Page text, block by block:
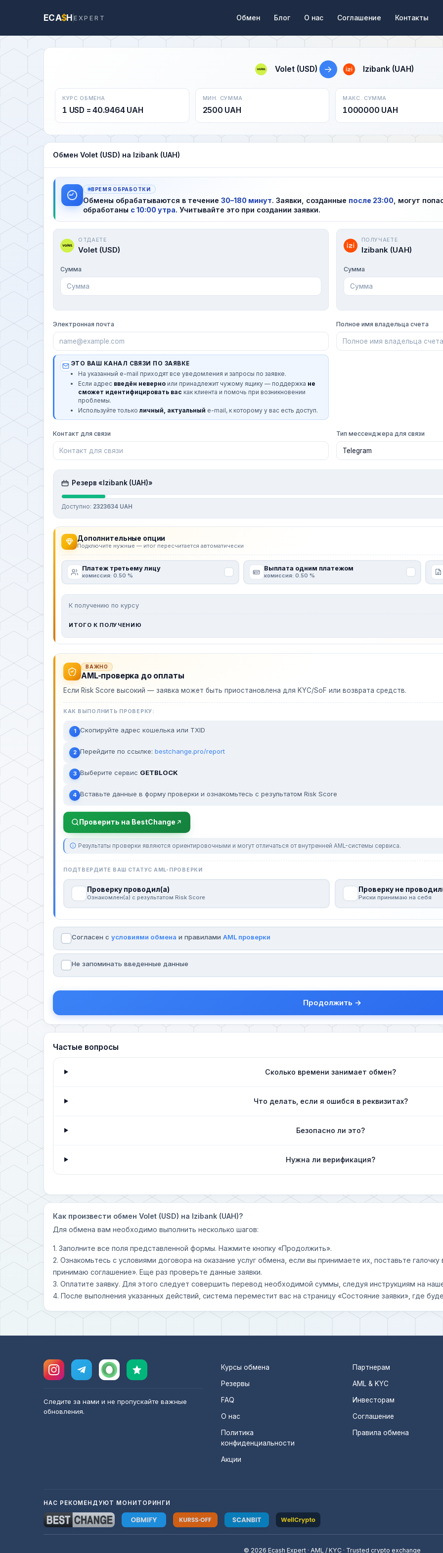
ECA$HEXPERT Обмен Блог О нас Соглашение Контакты
Volet (USD) → Izibank (UAH)
КУРС ОБМЕНА
1 USD = 40.9464 UAH
МИН. СУММА
2500 UAH
МАКС. СУММА
1000000 UAH
Обмен Volet (USD) на Izibank (UAH)
ВРЕМЯ ОБРАБОТКИ
Обмены обрабатываются в течение 30–180 минут. Заявки, созданные после 23:00 , могут
обработаны с 10:00 утра. Учитывайте это при создании заявки.
ОТДАЕТЕ
Volet (USD)
Сумма
ПОЛУЧАЕТЕ
Izibank (UAH)
Сумма
Электронная почта
ЭТО ВАШ КАНАЛ СВЯЗИ ПО ЗАЯВКЕ
На указанный e-mail приходят все уведомления и запросы по заявке.
Если адрес введён неверно или принадлежит чужому ящику — поддержка не
сможет идентифицировать вас как клиента и помочь при возникновении
проблемы.
Используйте только личный, актуальный e-mail, к которому у вас есть доступ.
Полное имя владельца счета
Контакт для связи Тип мессенджера для связи
Резерв «Izibank (UAH)»
Доступно: 2323634 UAH
Дополнительные опции
Подключите нужные — итог пересчитается автоматически
Платеж третьему лицу
комиссия: 0.50 %
Выплата одним платежом
комиссия: 0.50 %
К получению по курсу
ИТОГО К ПОЛУЧЕНИЮ
ВАЖНО
AML-проверка до оплаты
Если Risk Score высокий — заявка может быть приостановлена для KYC/SoF или возврата средств.
КАК ВЫПОЛНИТЬ ПРОВЕРКУ:
1 Скопируйте адрес кошелька или TXID
2 Перейдите по ссылке: bestchange.pro/report
3 Выберите сервис GETBLOCK
4 Вставьте данные в форму проверки и ознакомьтесь с результатом Risk Score
Проверить на BestChange
Результаты проверки являются ориентировочными и могут отличаться от внутренней AML-системы сервиса.
ПОДТВЕРДИТЕ ВАШ СТАТУС AML-ПРОВЕРКИ
Проверку проводил(а)
Ознакомлен(а) с результатом Risk Score
Проверку не
Риски принимаю на себя
Согласен с условиями обмена и правилами AML проверки
Не запоминать введенные данные
Продолжить →
Частые вопросы
Сколько времени занимает обмен?
Что делать, если я ошибся в реквизитах?
Безопасно ли это?
Нужна ли верификация?
Как произвести обмен Volet (USD) на Izibank (UAH)?
Для обмена вам необходимо выполнить несколько шагов:
1. Заполните все поля представленной формы. Нажмите кнопку «Продолжить».
2. Ознакомьтесь с условиями договора на оказание услуг обмена, если вы принимаете их, поставьте
принимаю соглашение». Еще раз проверьте данные заявки.
3. Оплатите заявку. Для этого следует совершить перевод необходимой суммы, следуя инструкциям на
4. После выполнения указанных действий, система переместит вас на страницу «Состояние заявки», где
Следите за нами и не пропускайте важные
обновления.
Курсы обмена
Резервы
FAQ
О нас
Политика
конфиденциальности
Акции
Партнерам
AML & KYC
Инвесторам
Соглашение
Правила обмена
НАС РЕКОМЕНДУЮТ МОНИТОРИНГИ
© 2026 Ecash Expert · AML / KYC · Trusted crypto exchange